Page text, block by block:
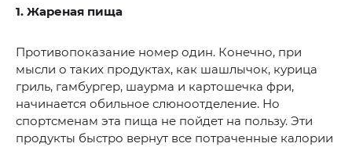
1. Жареная пища
Противопоказание номер один. Конечно, при
мысли о таких продуктах, как шашлычок, курица
гриль, гамбургер, шаурма и картошечка фри,
начинается обильное слюноотделение. Но
спортсменам эта пища не пойдет на пользу. Эти
продукты быстро вернут все потраченные калории